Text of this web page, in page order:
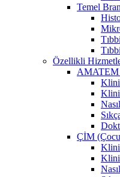
Temel
Özellikli
AMATEM
ÇİM